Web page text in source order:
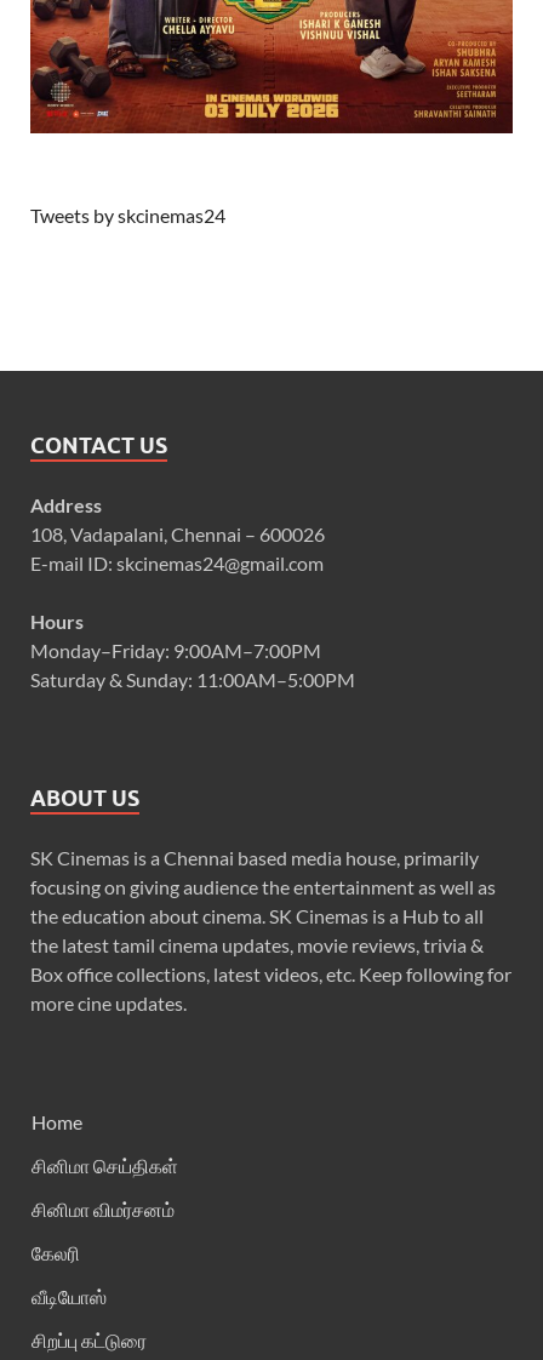
Tweets by skcinemas24
CONTACT US
Address
108, Vadapalani, Chennai – 600026
E-mail ID: skcinemas24@gmail.com
Hours
Monday–Friday: 9:00AM–7:00PM
Saturday & Sunday: 11:00AM–5:00PM
ABOUT US
SK Cinemas is a Chennai based media house, primarily
focusing on giving audience the entertainment as well as
the education about cinema. SK Cinemas is a Hub to all
the latest tamil cinema updates, movie reviews, trivia &
Box office collections, latest videos, etc. Keep following for
more cine updates.
Home
சினிமா செய்திகள்
சினிமா விமர்சனம்
கேலரி
வீடியோஸ்
சிறப்பு கட்டுரை